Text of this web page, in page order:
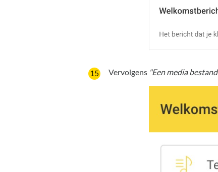
Vervolgens "Een media